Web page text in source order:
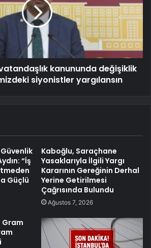
kanununda değişiklik
siyonistler yargılansın
“İş
Güçlü
Kaboğlu, Saraçhane
Yasaklarıyla İlgili Yargı
Kararının Gereğinin Derhal
Yerine Getirilmesi
Çağrısında Bulundu
Ağustos 7, 2026
Gram